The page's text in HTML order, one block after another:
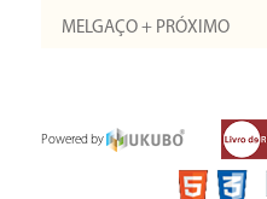
MELGAÇO + PRÓXIMO
Powered by